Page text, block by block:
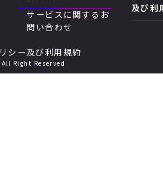
サービスに関するお
問い合わせ
及び利
シー及び利用規約
Right Reserved